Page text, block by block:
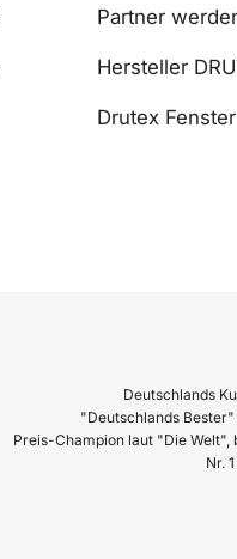
Partner
Hersteller
Drutex
Deutschlands
"Deutschlands
Preis-Champion laut "Die Welt",
Nr.